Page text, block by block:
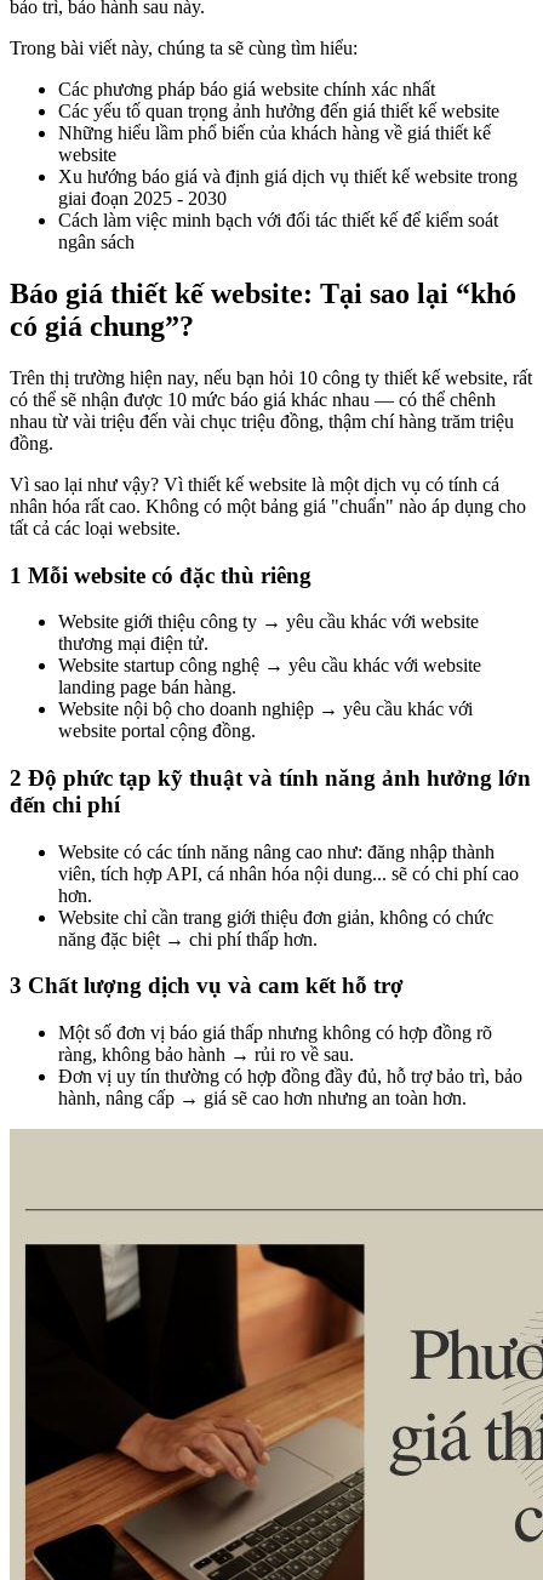
bảo trì, bảo hành sau này.
Trong bài viết này, chúng ta sẽ cùng tìm hiểu:
Các phương pháp báo giá website chính xác nhất
Các yếu tố quan trọng ảnh hưởng đến giá thiết kế website
Những hiểu lầm phổ biến của khách hàng về giá thiết kế
website
Xu hướng báo giá và định giá dịch vụ thiết kế website trong
giai đoạn 2025 - 2030
Cách làm việc minh bạch với đối tác thiết kế để kiểm soát
ngân sách
Báo giá thiết kế website: Tại sao lại “khó
có giá chung”?
Trên thị trường hiện nay, nếu bạn hỏi 10 công ty thiết kế website, rất
có thể sẽ nhận được 10 mức báo giá khác nhau — có thể chênh
nhau từ vài triệu đến vài chục triệu đồng, thậm chí hàng trăm triệu
đồng.
Vì sao lại như vậy? Vì thiết kế website là một dịch vụ có tính cá
nhân hóa rất cao. Không có một bảng giá "chuẩn" nào áp dụng cho
tất cả các loại website.
1 Mỗi website có đặc thù riêng
Website giới thiệu công ty → yêu cầu khác với website
thương mại điện tử.
Website startup công nghệ → yêu cầu khác với website
landing page bán hàng.
Website nội bộ cho doanh nghiệp → yêu cầu khác với
website portal cộng đồng.
2 Độ phức tạp kỹ thuật và tính năng ảnh hưởng lớn
đến chi phí
Website có các tính năng nâng cao như: đăng nhập thành
viên, tích hợp API, cá nhân hóa nội dung... sẽ có chi phí cao
hơn.
Website chỉ cần trang giới thiệu đơn giản, không có chức
năng đặc biệt → chi phí thấp hơn.
3 Chất lượng dịch vụ và cam kết hỗ trợ
Một số đơn vị báo giá thấp nhưng không có hợp đồng rõ
ràng, không bảo hành → rủi ro về sau.
Đơn vị uy tín thường có hợp đồng đầy đủ, hỗ trợ bảo trì, bảo
hành, nâng cấp → giá sẽ cao hơn nhưng an toàn hơn.